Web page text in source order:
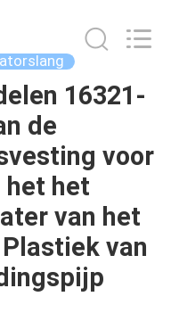
16321-
de
voor
het het
van het
van